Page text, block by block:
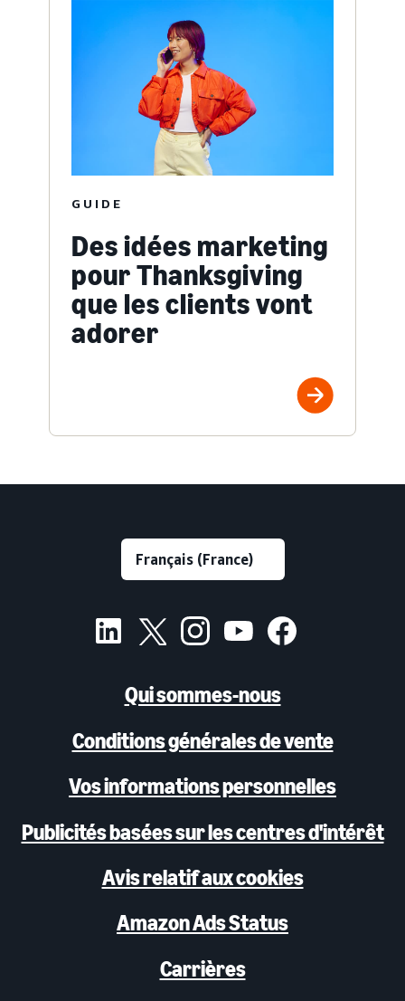
GUIDE
Des idées marketing
pour Thanksgiving
que les clients vont
adorer
Qui sommes-nous
Conditions générales de vente
Vos informations personnelles
Publicités basées sur les centres d'intérêt
Avis relatif aux cookies
Amazon Ads Status
Carrières